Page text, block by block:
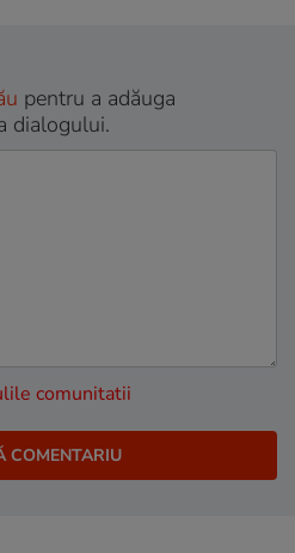
pentru a adăuga
dialogului.
comunitatii